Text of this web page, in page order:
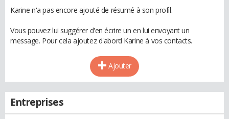
Karine n'a pas encore ajouté de résumé à son profil.
Vous pouvez lui suggérer d'en écrire un en lui envoyant un
message. Pour cela ajoutez d'abord Karine à vos contacts.
Ajouter
Entreprises